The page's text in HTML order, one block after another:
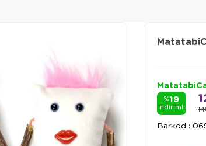
%19
indirimli
Barkod :